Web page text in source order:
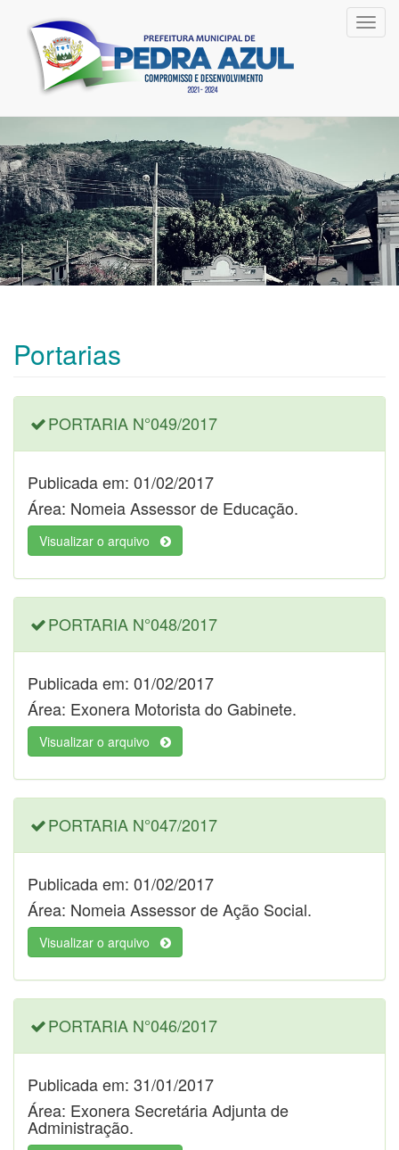
Portarias
PORTARIA N°049/2017
Publicada em: 01/02/2017
Área: Nomeia Assessor de Educação.
Visualizar o arquivo
PORTARIA N°048/2017
Publicada em: 01/02/2017
Área: Exonera Motorista do Gabinete.
Visualizar o arquivo
PORTARIA N°047/2017
Publicada em: 01/02/2017
Área: Nomeia Assessor de Ação Social.
Visualizar o arquivo
PORTARIA N°046/2017
Publicada em: 31/01/2017
Área: Exonera Secretária Adjunta de
Administração.